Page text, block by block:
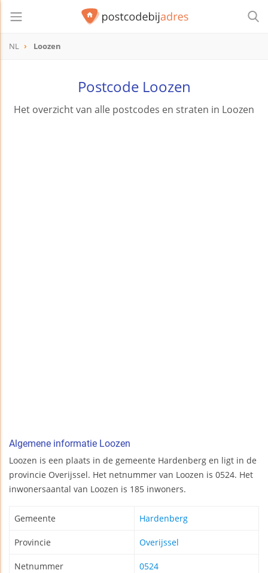
NL Loozen
Postcode Loozen
Het overzicht van alle postcodes en straten in Loozen
Algemene informatie Loozen
Loozen is een plaats in de gemeente Hardenberg en ligt in de
provincie Overijssel. Het netnummer van Loozen is 0524. Het
inwonersaantal van Loozen is 185 inwoners.
Gemeente Hardenberg
Provincie Overijssel
Netnummer 0524